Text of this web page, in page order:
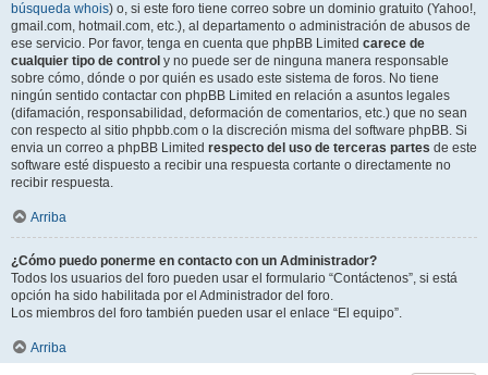
búsqueda whois) o, si este foro tiene correo sobre un dominio gratuito (Yahoo!,
gmail.com, hotmail.com, etc.), al departamento o administración de abusos de
ese servicio. Por favor, tenga en cuenta que phpBB Limited carece de
cualquier tipo de control y no puede ser de ninguna manera responsable
sobre cómo, dónde o por quién es usado este sistema de foros. No tiene
ningún sentido contactar con phpBB Limited en relación a asuntos legales
(difamación, responsabilidad, deformación de comentarios, etc.) que no sean
con respecto al sitio phpbb.com o la discreción misma del software phpBB. Si
envia un correo a phpBB Limited respecto del uso de terceras partes de este
software esté dispuesto a recibir una respuesta cortante o directamente no
recibir respuesta.
Arriba
¿Cómo puedo ponerme en contacto con un Administrador?
Todos los usuarios del foro pueden usar el formulario “Contáctenos”, si está
opción ha sido habilitada por el Administrador del foro.
Los miembros del foro también pueden usar el enlace “El equipo”.
Arriba